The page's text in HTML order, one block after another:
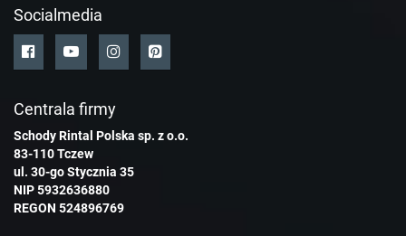
Socialmedia
Centrala firmy
Schody Rintal Polska sp. z o.o.
83-110 Tczew
ul. 30-go Stycznia 35
NIP 5932636880
REGON 524896769